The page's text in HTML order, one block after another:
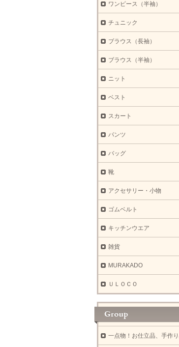
ワンピース（半袖）
チュニック
ブラウス（長袖）
ブラウス（半袖）
ニット
ベスト
スカート
パンツ
バッグ
靴
アクセサリー・小物
ゴムベルト
キッチンウエア
雑貨
MURAKADO
ＵＬＯＣＯ
一点物！お仕立品、手作